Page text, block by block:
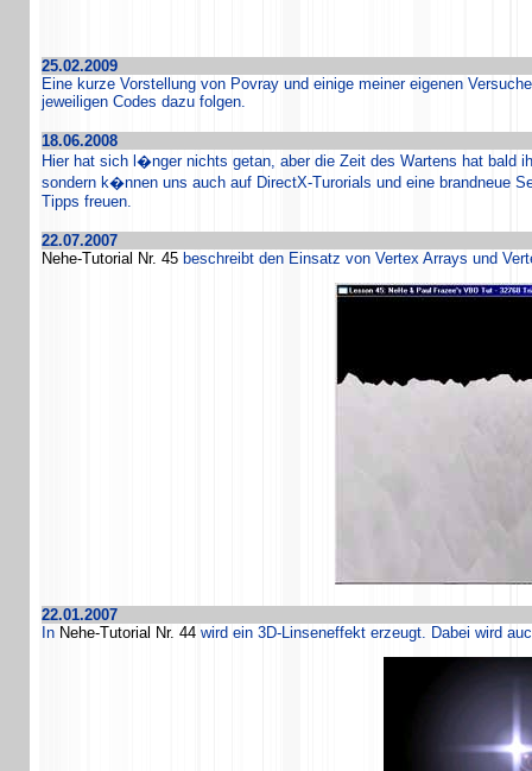
25.02.2009
Eine kurze Vorstellung von Povray und einige meiner eigenen
jeweiligen Codes dazu folgen.
18.06.2008
Hier hat sich l�nger nichts getan, aber die Zeit des Wartens hat bald
sondern k�nnen uns auch auf DirectX-Turorials und eine brandneue
Tipps freuen.
22.07.2007
Nehe-Tutorial Nr. 45 beschreibt den Einsatz von Vertex Arrays und
22.01.2007
In Nehe-Tutorial Nr. 44 wird ein 3D-Linseneffekt erzeugt. Dabei wird